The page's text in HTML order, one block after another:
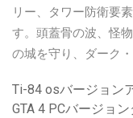
リー、タワー防衛要
す。頭蓋骨の波、怪
の城を守り、ダーク
Ti-84 osバージョン
GTA 4 PCバージョ